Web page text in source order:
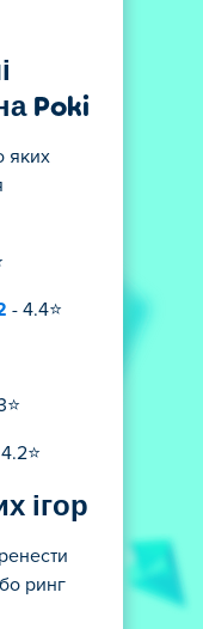
Poki
яких
- 4.4⭐
ігор
ринг